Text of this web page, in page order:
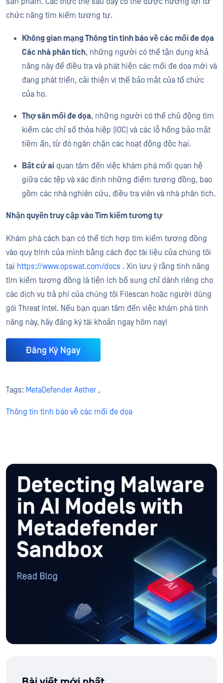
chức năng tìm kiếm tương tự.
Không gian mạng Thông tin tình báo về các mối đe dọa
Các nhà phân tích, những người có thể tận dụng khả
năng này để điều tra và phát hiện các mối đe dọa mới và
đang phát triển, cải thiện vị thế bảo mật của tổ chức
của họ.
Thợ săn mối đe dọa, những người có thể chủ động tìm
kiếm các chỉ số thỏa hiệp (IOC) và các lỗ hổng bảo mật
tiềm ẩn, từ đó ngăn chặn các hoạt động độc hại.
Bất cứ ai quan tâm đến việc khám phá mối quan hệ
giữa các tệp và xác định những điểm tương đồng, bao
gồm các nhà nghiên cứu, điều tra viên và nhà phân tích.
Nhận quyền truy cập vào Tìm kiếm tương tự
Khám phá cách bạn có thể tích hợp tìm kiếm tương đồng
vào quy trình của mình bằng cách đọc tài liệu của chúng tôi
tại https://www.opswat.com/docs . Xin lưu ý rằng tính năng
tìm kiếm tương đồng là tiện ích bổ sung chỉ dành riêng cho
các dịch vụ trả phí của chúng tôi Filescan hoặc người dùng
gói Threat Intel. Nếu bạn quan tâm đến việc khám phá tính
năng này, hãy đăng ký tài khoản ngay hôm nay!
Đăng Ký Ngay
Tags: MetaDefender Aether ,
Thông tin tình báo về các mối đe dọa